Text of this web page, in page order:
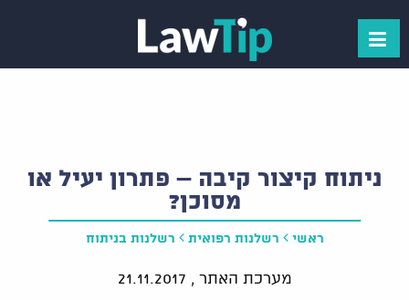
ניתוח קיצור קיבה – פתרון יעיל או
מסוכן?
ראשי רשלנות רפואית רשלנות בניתוח
מערכת האתר , 21.11.2017